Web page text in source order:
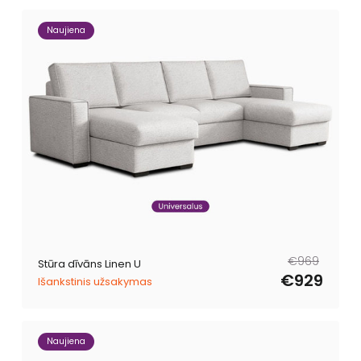
Naujiena
Stūra dīvāns Linen U
Išankstinis užsakymas
Parastā€969
Pārdošanas
€929
Naujiena